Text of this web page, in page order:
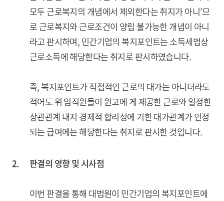
모두 근로복지의 개념에서 제외한다는 취지가 아니’므
로 근로복지와 근로조건이 양립 불가능한 개념이 아니
라고 판시하며, 민간기업의 복지포인트는 소득세법상
근로소득에 해당한다는 취지로 판시하였습니다.
즉, 복지포인트가 직접적인 근로의 대가는 아니더라도
적어도 위 임직원들이 원고에 게 제공한 근로와 일정한
상관관계 내지 경제적 합리성에 기한 대가관계가 인정
되는 급여에는 해당한다는 취지로 판시한 것입니다.
2. 판결의 영향 및 시사점
이번 판결을 통해 대법원이 민간기업의 복지포인트에